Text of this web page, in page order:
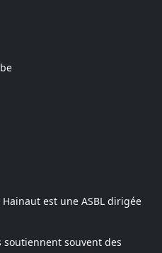
est une ASBL dirigée
souvent des